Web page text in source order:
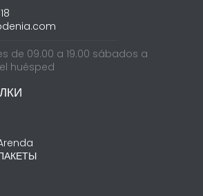
de 09.00 a 19.00 sábados a
huésped